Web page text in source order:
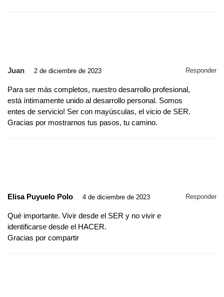
Juan 2 de diciembre de 2023 Responder
Para ser más completos, nuestro desarrollo profesional,
está íntimamente unido al desarrollo personal. Somos
entes de servicio! Ser con mayúsculas, el vicio de SER.
Gracias por mostrarnos tus pasos, tu camino.
Elisa Puyuelo Polo 4 de diciembre de 2023 Responder
Qué importante. Vivir desde el SER y no vivir e
identificarse desde el HACER.
Gracias por compartir